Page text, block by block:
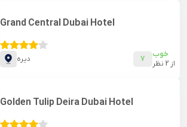
Grand Central Dubai Hotel
دیره 7
خوب
از 2 نظر
Golden Tulip Deira Dubai Hotel